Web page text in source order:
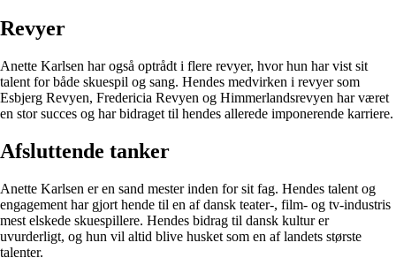
Revyer
Anette Karlsen har også optrådt i flere revyer, hvor hun har vist sit
talent for både skuespil og sang. Hendes medvirken i revyer som
Esbjerg Revyen, Fredericia Revyen og Himmerlandsrevyen har været
en stor succes og har bidraget til hendes allerede imponerende karriere.
Afsluttende tanker
Anette Karlsen er en sand mester inden for sit fag. Hendes talent og
engagement har gjort hende til en af dansk teater-, film- og tv-industris
mest elskede skuespillere. Hendes bidrag til dansk kultur er
uvurderligt, og hun vil altid blive husket som en af landets største
talenter.